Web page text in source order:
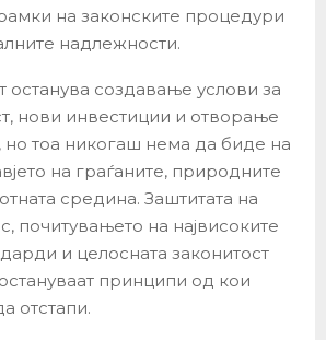
на законските процедури
надлежности.
создавање услови за
нови инвестиции и отворање
но тоа никогаш нема да биде на
на граѓаните, природните
средина. Заштитата на
почитувањето на највисоките
и целосната законитост
принципи од кои
отстапи.